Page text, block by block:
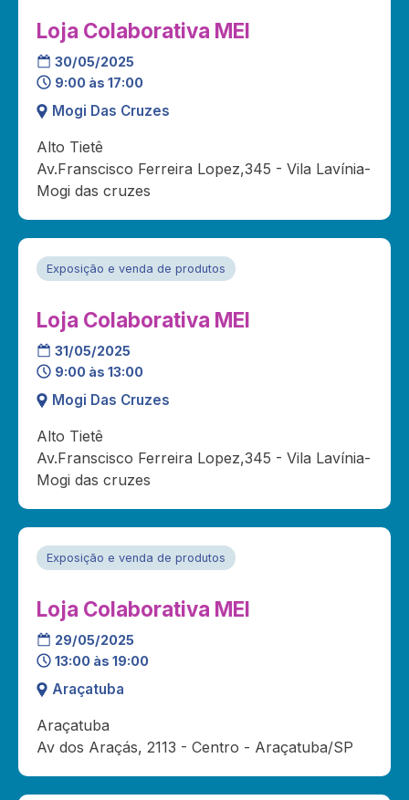
Loja Colaborativa MEI
30/05/2025
9:00 às 17:00
Mogi Das Cruzes
Alto Tietê
Av.Franscisco Ferreira Lopez,345 - Vila Lavínia-
Mogi das cruzes
Exposição e venda de produtos
Loja Colaborativa MEI
31/05/2025
9:00 às 13:00
Mogi Das Cruzes
Alto Tietê
Av.Franscisco Ferreira Lopez,345 - Vila Lavínia-
Mogi das cruzes
Exposição e venda de produtos
Loja Colaborativa MEI
29/05/2025
13:00 às 19:00
Araçatuba
Araçatuba
Av dos Araçás, 2113 - Centro - Araçatuba/SP